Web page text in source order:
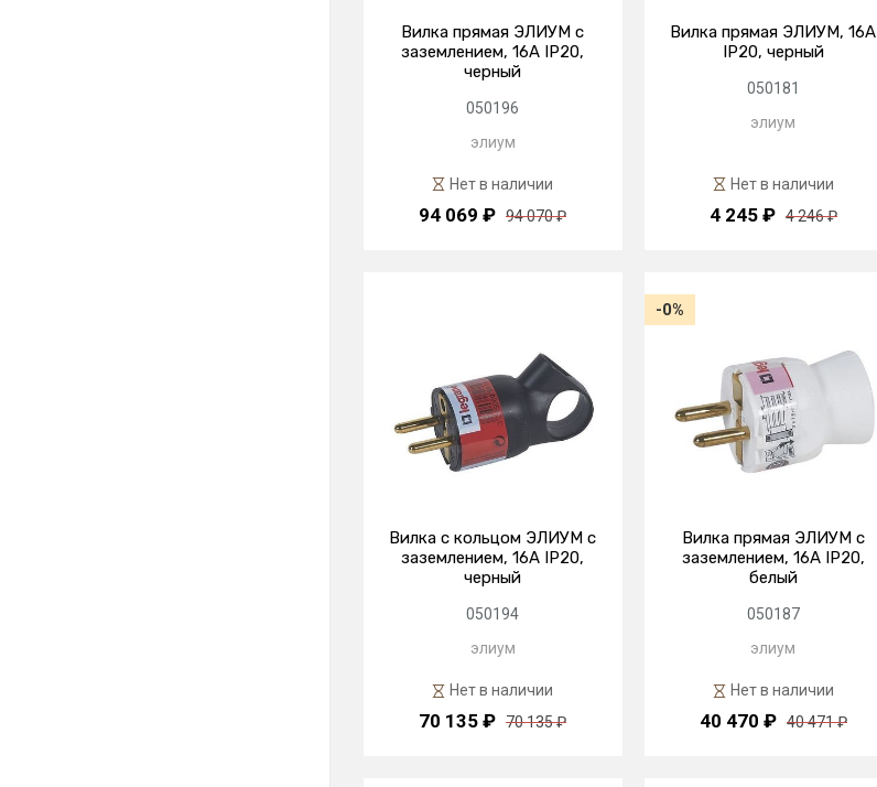
Вилка прямая ЭЛИУМ с
заземлением, 16А IP20,
черный
050196
элиум
Нет в наличии
94 069 ₽ 94 070 ₽
Вилка прямая ЭЛИУМ, 16А
IP20, черный
050181
элиум
Нет в наличии
4 245 ₽ 4 246 ₽
Вилка с кольцом ЭЛИУМ с
заземлением, 16А IP20,
черный
050194
элиум
Нет в наличии
70 135 ₽ 70 135 ₽
-0%
Вилка прямая ЭЛИУМ с
заземлением, 16А IP20,
белый
050187
элиум
Нет в наличии
40 470 ₽ 40 471 ₽